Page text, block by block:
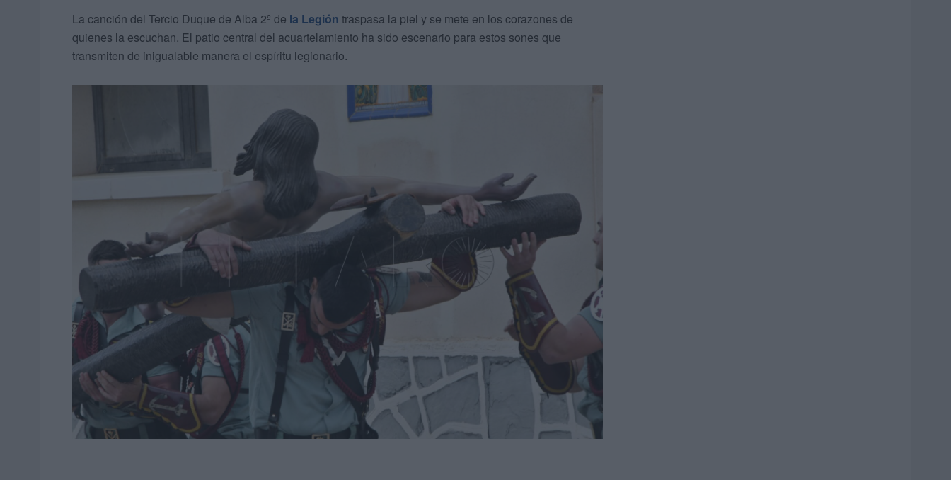
La canción del Tercio Duque de Alba 2º de la Legión traspasa la piel y se mete en los corazones de
quienes la escuchan. El patio central del acuartelamiento ha sido escenario para estos sones que
transmiten de inigualable manera el espíritu legionario.